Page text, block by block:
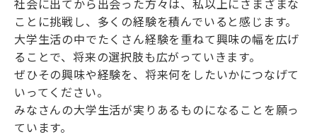
社会に出てから出会った方々は、私以上にさまざまな
ことに挑戦し、多くの経験を積んでいると感じます。
大学生活の中でたくさん経験を重ねて興味の幅を広げ
ることで、将来の選択肢も広がっていきます。
ぜひその興味や経験を、将来何をしたいかにつなげて
いってください。
みなさんの大学生活が実りあるものになることを願っ
ています。